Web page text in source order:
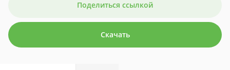
Поделиться ссылкой
Скачать